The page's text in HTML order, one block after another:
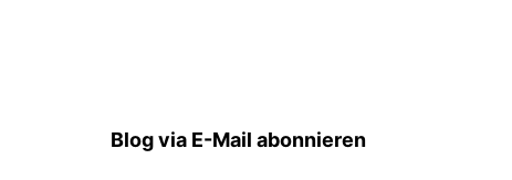
Blog via E-Mail abonnieren